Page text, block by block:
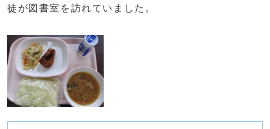
徒が図書室を訪れていました。